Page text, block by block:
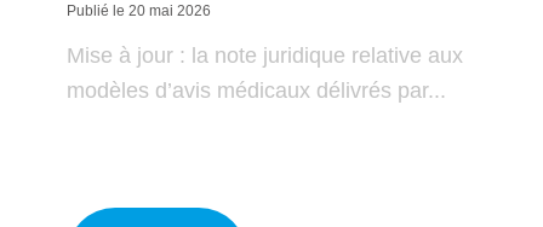
Publié le 20 mai 2026
Mise à jour : la note juridique relative aux
modèles d’avis médicaux délivrés par...